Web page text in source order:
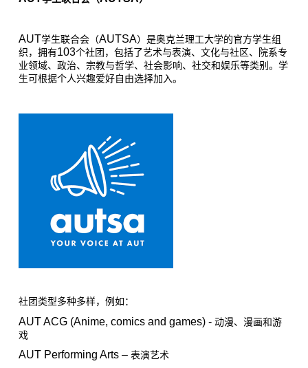
AUT学生联合会（AUTSA）是奥克兰理工大学的官方学生组
织，拥有103个社团，包括了艺术与表演、文化与社区、院系专
业领域、政治、宗教与哲学、社会影响、社交和娱乐等类别。学
生可根据个人兴趣爱好自由选择加入。
社团类型多种多样，例如：
AUT ACG (Anime, comics and games) - 动漫、漫画和游
戏
AUT Performing Arts – 表演艺术